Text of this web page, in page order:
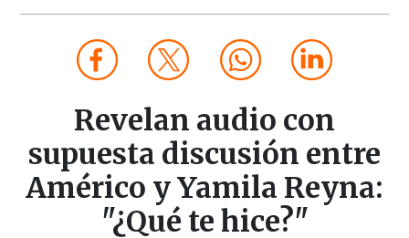
Revelan audio con
supuesta discusión entre
Américo y Yamila Reyna:
"¿Qué te hice?"